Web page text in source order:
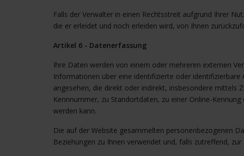
Falls der Verwalter in einen Rechtsstreit aufgrund Ihrer
die er erleidet und noch erleiden wird, von Ihnen
Artikel 6 - Datenerfassung
Ihre Daten werden von einem oder mehreren externen
Informationen über eine identifizierte oder
angesehen, die direkt oder indirekt, insbesondere mittels
Kennnummer, zu Standortdaten, zu einer Online-
werden kann.
Die auf der Website gesammelten personenbezogenen
Beziehungen zu Ihnen verwendet und, falls zutreffend,